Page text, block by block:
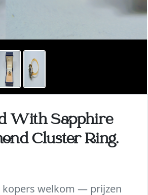
With Sapphire
Cluster Ring.
welkom — prijzen